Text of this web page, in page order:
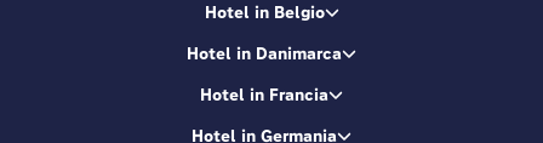
Hotel in Belgio
Hotel in Danimarca
Hotel in Francia
Hotel in Germania